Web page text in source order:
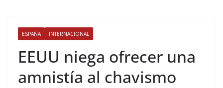
ESPAÑA INTERNACIONAL
EEUU niega ofrecer una
amnistía al chavismo